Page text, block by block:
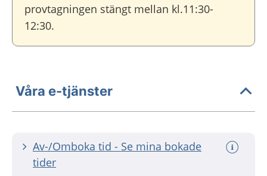
provtagningen stängt mellan kl.11:30-
12:30.
Våra e-tjänster
Av-/Omboka tid - Se mina bokade
tider